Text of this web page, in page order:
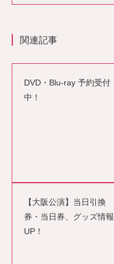
関連記事
DVD・Blu-ray 予約受付
中！
【大阪公演】当日引換
券・当日券、グッズ情報
UP！